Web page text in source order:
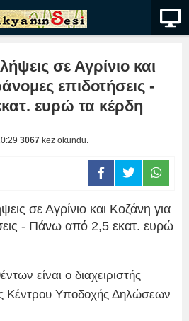
σε Αγρίνιο και
επιδοτήσεις -
ευρώ τα κέρδη
3067 kez okundu.
είναι ο διαχειριστής
Κέντρου Υποδοχής Δηλώσεων